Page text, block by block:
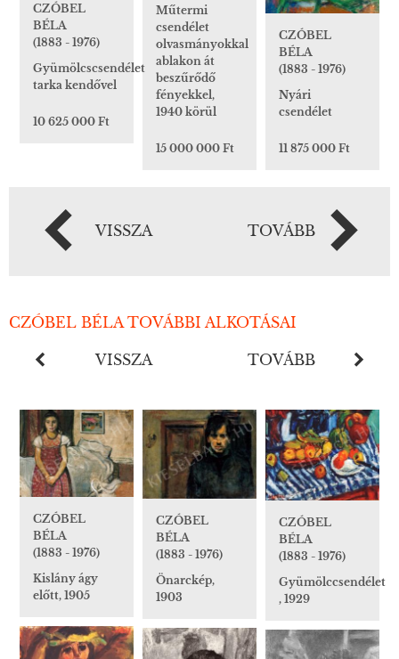
Műtermi
csendélet
olvasmányokkal
ablakon át
beszűrődő
fényekkel,
1940 körül
15 000 000 Ft
CZÓBEL
BÉLA
(1883 - 1976)
Gyümölcscsendélet
tarka kendővel
10 625 000 Ft
CZÓBEL
BÉLA
(1883 - 1976)
Nyári
csendélet
11 875 000 Ft
VISSZA TOVÁBB
CZÓBEL BÉLA TOVÁBBI ALKOTÁSAI
VISSZA TOVÁBB
CZÓBEL
BÉLA
(1883 - 1976)
Kislány ágy
előtt, 1905
CZÓBEL
BÉLA
(1883 - 1976)
Önarckép,
1903
CZÓBEL
BÉLA
(1883 - 1976)
Gyümölccsendélet
, 1929